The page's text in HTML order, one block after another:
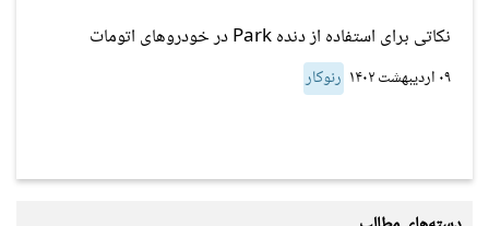
نکاتی برای استفاده از دنده Park در خودروهای اتومات
۰۹ اردیبهشت ۱۴۰۲ رنوکار